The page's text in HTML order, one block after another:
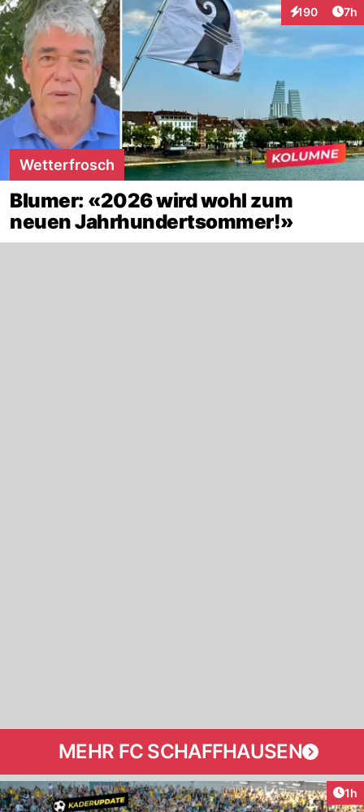
190
Interaktionen
7h
Wetterfrosch
Blumer: «2026 wird wohl zum
neuen Jahrhundertsommer!»
MEHR FC SCHAFFHAUSEN
1h